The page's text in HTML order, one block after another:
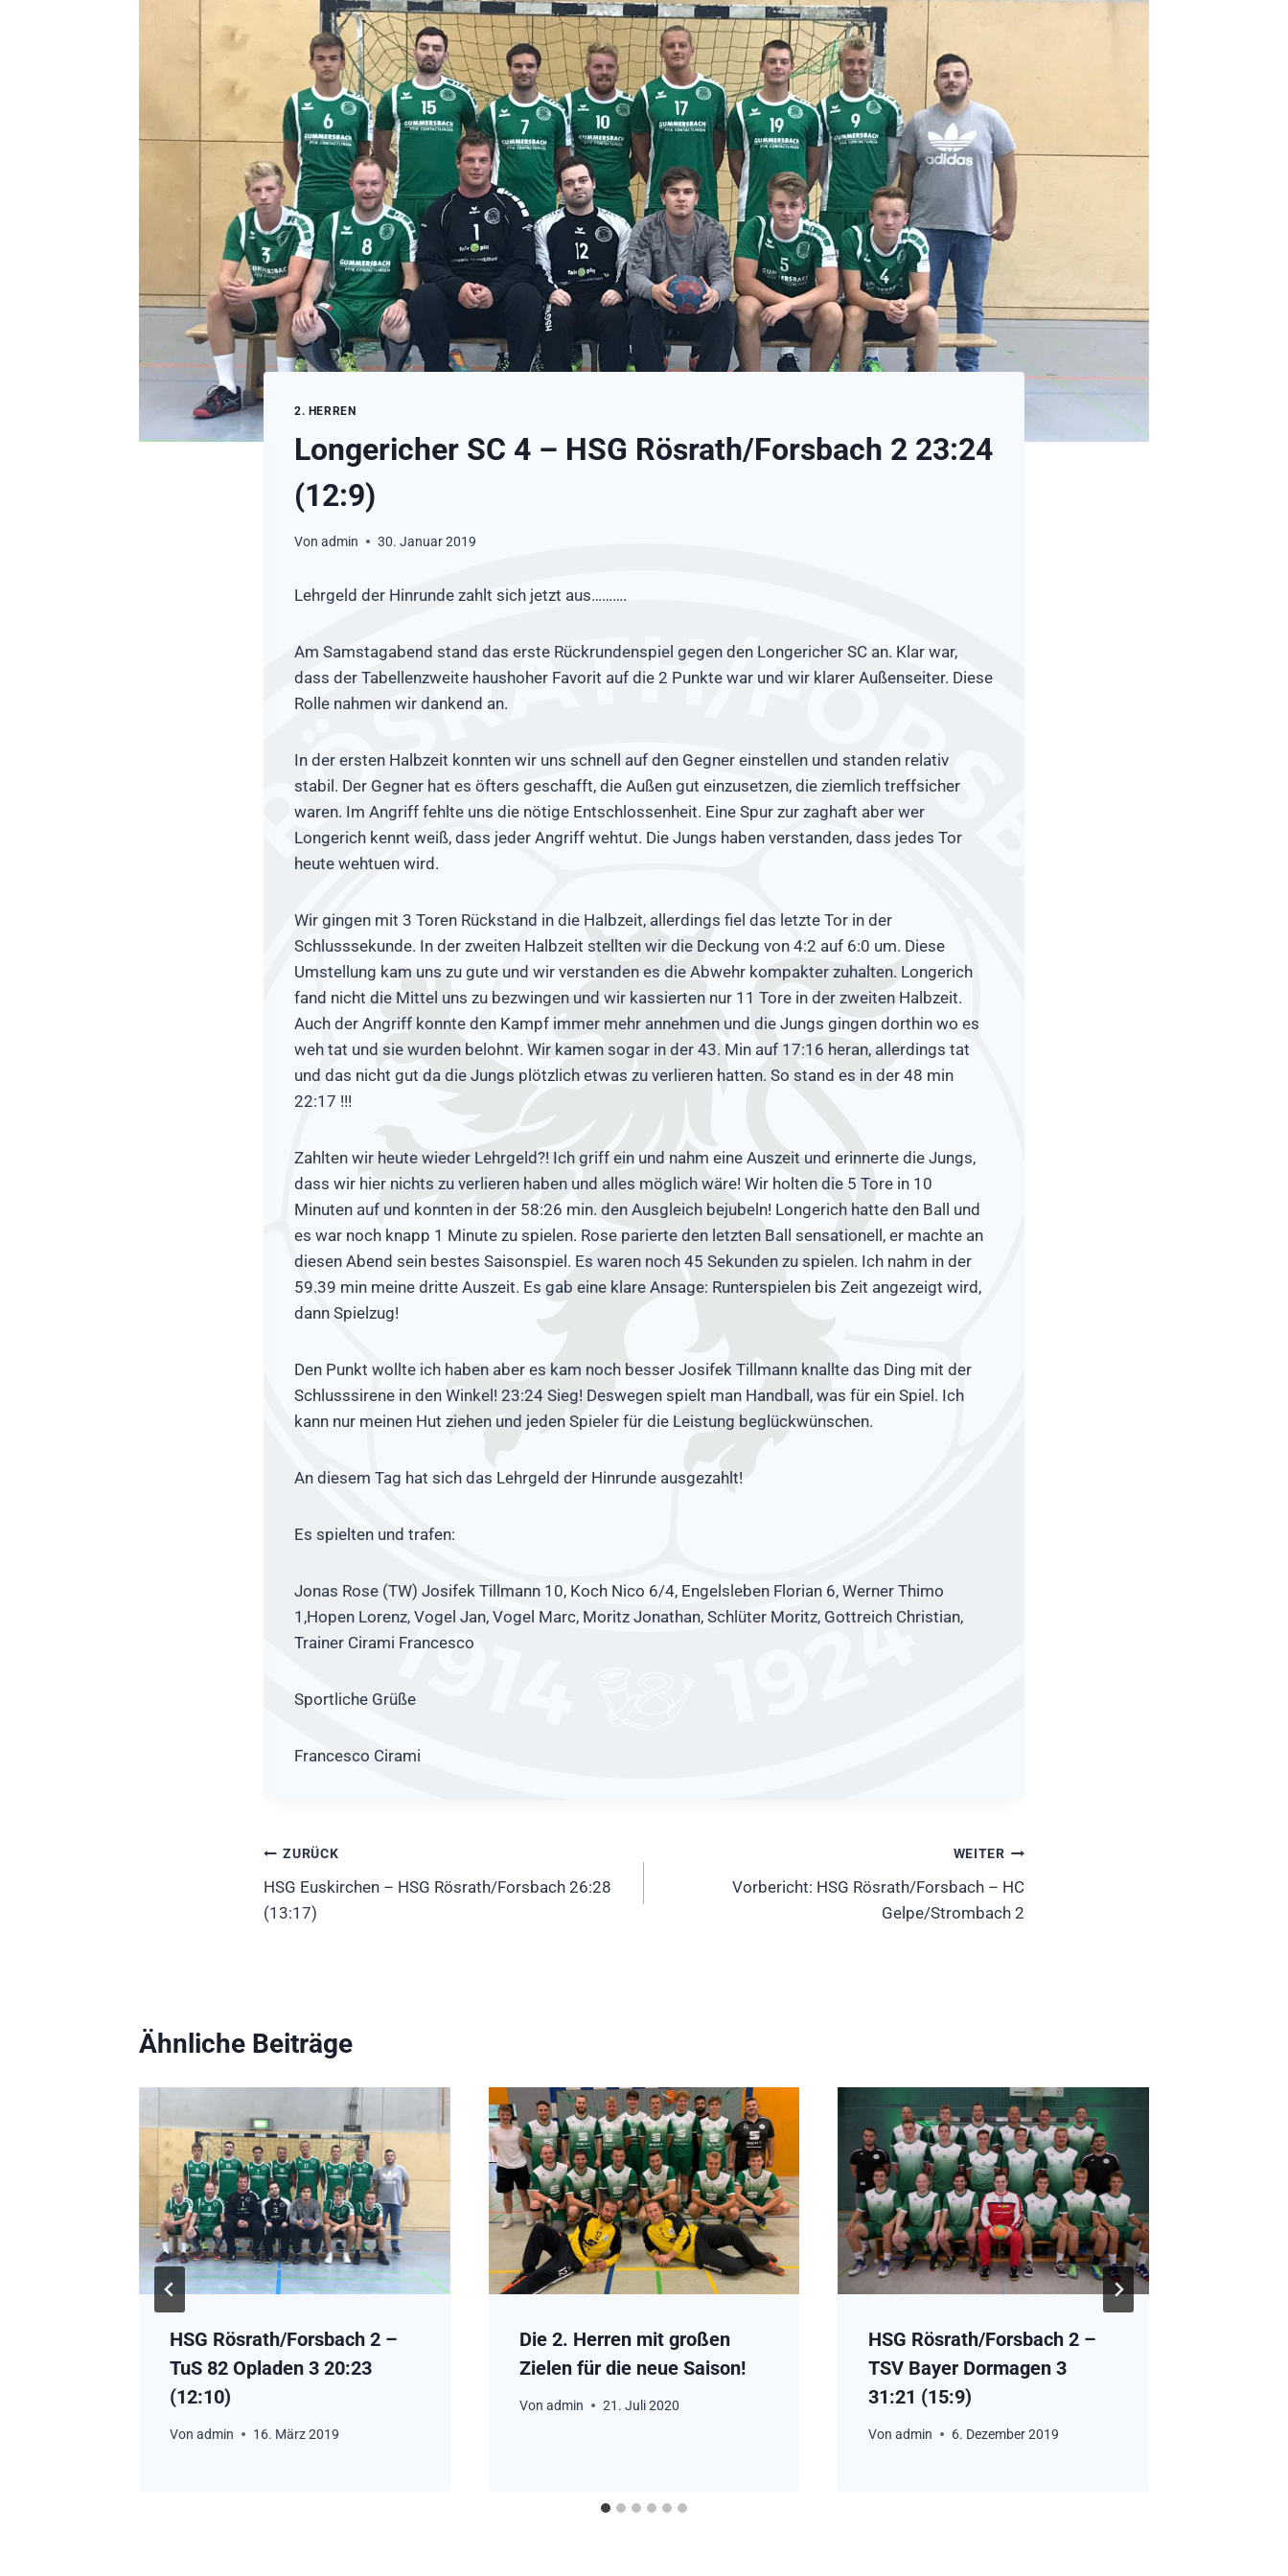
2. HERREN
Longericher SC 4 – HSG Rösrath/Forsbach 2 23:24
(12:9)
Von admin 30. Januar 2019
Lehrgeld der Hinrunde zahlt sich jetzt aus……….
Am Samstagabend stand das erste Rückrundenspiel gegen den Longericher SC an. Klar war,
dass der Tabellenzweite haushoher Favorit auf die 2 Punkte war und wir klarer Außenseiter. Diese
Rolle nahmen wir dankend an.
In der ersten Halbzeit konnten wir uns schnell auf den Gegner einstellen und standen relativ
stabil. Der Gegner hat es öfters geschafft, die Außen gut einzusetzen, die ziemlich treffsicher
waren. Im Angriff fehlte uns die nötige Entschlossenheit. Eine Spur zur zaghaft aber wer
Longerich kennt weiß, dass jeder Angriff wehtut. Die Jungs haben verstanden, dass jedes Tor
heute wehtuen wird.
Wir gingen mit 3 Toren Rückstand in die Halbzeit, allerdings fiel das letzte Tor in der
Schlusssekunde. In der zweiten Halbzeit stellten wir die Deckung von 4:2 auf 6:0 um. Diese
Umstellung kam uns zu gute und wir verstanden es die Abwehr kompakter zuhalten. Longerich
fand nicht die Mittel uns zu bezwingen und wir kassierten nur 11 Tore in der zweiten Halbzeit.
Auch der Angriff konnte den Kampf immer mehr annehmen und die Jungs gingen dorthin wo es
weh tat und sie wurden belohnt. Wir kamen sogar in der 43. Min auf 17:16 heran, allerdings tat
und das nicht gut da die Jungs plötzlich etwas zu verlieren hatten. So stand es in der 48 min
22:17 !!!
Zahlten wir heute wieder Lehrgeld?! Ich griff ein und nahm eine Auszeit und erinnerte die Jungs,
dass wir hier nichts zu verlieren haben und alles möglich wäre! Wir holten die 5 Tore in 10
Minuten auf und konnten in der 58:26 min. den Ausgleich bejubeln! Longerich hatte den Ball und
es war noch knapp 1 Minute zu spielen. Rose parierte den letzten Ball sensationell, er machte an
diesen Abend sein bestes Saisonspiel. Es waren noch 45 Sekunden zu spielen. Ich nahm in der
59.39 min meine dritte Auszeit. Es gab eine klare Ansage: Runterspielen bis Zeit angezeigt wird,
dann Spielzug!
Den Punkt wollte ich haben aber es kam noch besser Josifek Tillmann knallte das Ding mit der
Schlusssirene in den Winkel! 23:24 Sieg! Deswegen spielt man Handball, was für ein Spiel. Ich
kann nur meinen Hut ziehen und jeden Spieler für die Leistung beglückwünschen.
An diesem Tag hat sich das Lehrgeld der Hinrunde ausgezahlt!
Es spielten und trafen:
Jonas Rose (TW) Josifek Tillmann 10, Koch Nico 6/4, Engelsleben Florian 6, Werner Thimo
1,Hopen Lorenz, Vogel Jan, Vogel Marc, Moritz Jonathan, Schlüter Moritz, Gottreich Christian,
Trainer Cirami Francesco
Sportliche Grüße
Francesco Cirami
Beitragsnavigation
ZURÜCK
HSG Euskirchen – HSG Rösrath/Forsbach 26:28
(13:17)
WEITER
Vorbericht: HSG Rösrath/Forsbach – HC
Gelpe/Strombach 2
Ähnliche Beiträge
HSG Rösrath/Forsbach 2 –
TuS 82 Opladen 3 20:23
(12:10)
Von admin 16. März 2019
Die 2. Herren mit großen
Zielen für die neue Saison!
Von admin 21. Juli 2020
HSG Rösrath/Forsbach 2 –
TSV Bayer Dormagen 3
31:21 (15:9)
Von admin 6. Dezember 2019